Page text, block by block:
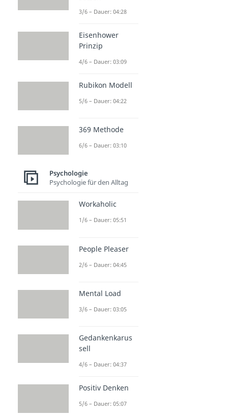
3/6 – Dauer: 04:28
Eisenhower
Prinzip
4/6 – Dauer: 03:09
Rubikon Modell
5/6 – Dauer: 04:22
369 Methode
6/6 – Dauer: 03:10
Psychologie
Psychologie für den Alltag
Workaholic
1/6 – Dauer: 05:51
People Pleaser
2/6 – Dauer: 04:45
Mental Load
3/6 – Dauer: 03:05
Gedankenkarus
sell
4/6 – Dauer: 04:37
Positiv Denken
5/6 – Dauer: 05:07